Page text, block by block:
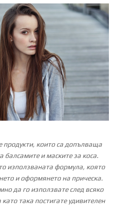
продукти, които са допълваща
балсамите и маските за коса.
използваната формула, която
и оформянето на прическа.
да го използвате след всяко
така постигате удивителен